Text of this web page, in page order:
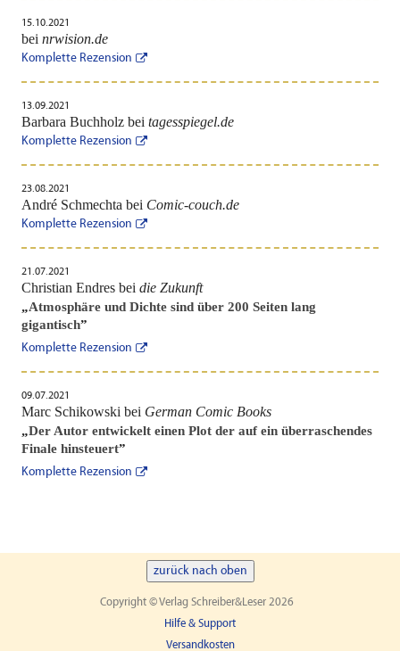
15.10.2021
bei nrwision.de
Komplette Rezension
13.09.2021
Barbara Buchholz bei tagesspiegel.de
Komplette Rezension
23.08.2021
André Schmechta bei Comic-couch.de
Komplette Rezension
21.07.2021
Christian Endres bei die Zukunft
„Atmosphäre und Dichte sind über 200 Seiten lang
gigantisch”
Komplette Rezension
09.07.2021
Marc Schikowski bei German Comic Books
„Der Autor entwickelt einen Plot der auf ein überraschendes
Finale hinsteuert”
Komplette Rezension
zurück nach oben
Copyright © Verlag Schreiber&Leser 2026
Hilfe & Support
Versandkosten